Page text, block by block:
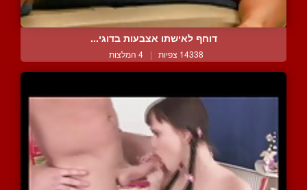
דוחף לאישתו אצבעות בדוגי...
14338 צפיות | 4 המלצות